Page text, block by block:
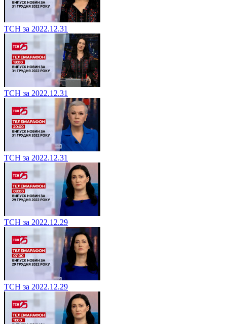
ТСН за 2022.12.31
ТСН за 2022.12.31
ТСН за 2022.12.31
ТСН за 2022.12.29
ТСН за 2022.12.29